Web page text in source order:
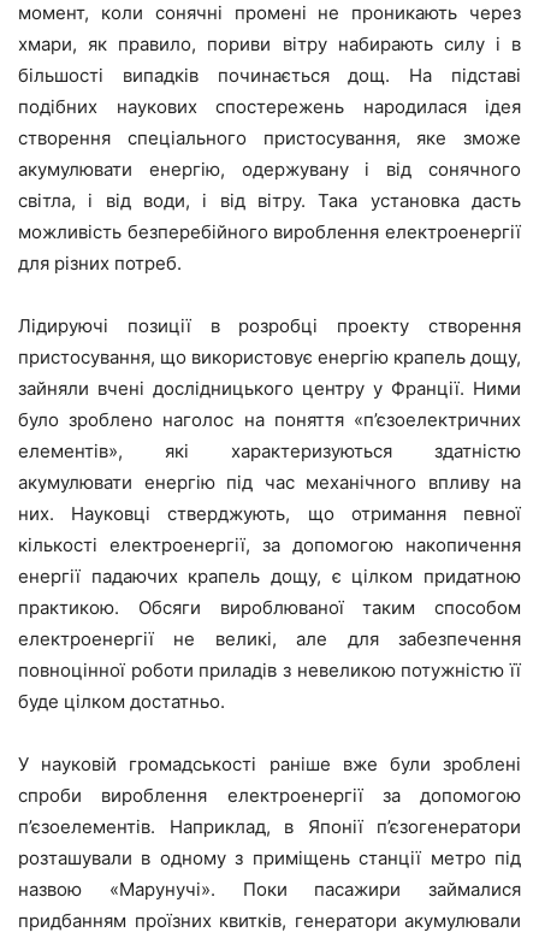
момент, коли сонячні промені не проникають через
хмари, як правило, пориви вітру набирають силу і в
більшості випадків починається дощ. На підставі
подібних наукових спостережень народилася ідея
створення спеціального пристосування, яке зможе
акумулювати енергію, одержувану і від сонячного
світла, і від води, і від вітру. Така установка дасть
можливість безперебійного вироблення електроенергії
для різних потреб.
Лідируючі позиції в розробці проекту створення
пристосування, що використовує енергію крапель дощу,
зайняли вчені дослідницького центру у Франції. Ними
було зроблено наголос на поняття «п’єзоелектричних
елементів», які характеризуються здатністю
акумулювати енергію під час механічного впливу на
них. Науковці стверджують, що отримання певної
кількості електроенергії, за допомогою накопичення
енергії падаючих крапель дощу, є цілком придатною
практикою. Обсяги вироблюваної таким способом
електроенергії не великі, але для забезпечення
повноцінної роботи приладів з невеликою потужністю її
буде цілком достатньо.
У науковій громадськості раніше вже були зроблені
спроби вироблення електроенергії за допомогою
п’єзоелементів. Наприклад, в Японії п’єзогенератори
розташували в одному з приміщень станції метро під
назвою «Марунучі». Поки пасажири займалися
придбанням проїзних квитків, генератори акумулювали